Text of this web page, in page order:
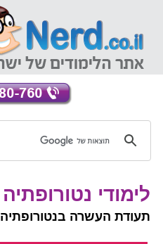
לימודי נטורופתיה
תעודת העשרה בנטורופתיה